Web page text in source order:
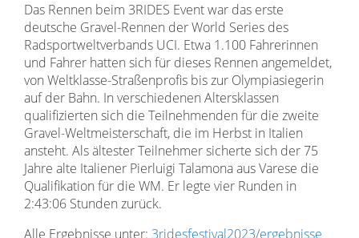
Das Rennen beim 3RIDES Event war das erste
deutsche Gravel-Rennen der World Series des
Radsportweltverbands UCI. Etwa 1.100 Fahrerinnen
und Fahrer hatten sich für dieses Rennen angemeldet,
von Weltklasse-Straßenprofis bis zur Olympiasiegerin
auf der Bahn. In verschiedenen Altersklassen
qualifizierten sich die Teilnehmenden für die zweite
Gravel-Weltmeisterschaft, die im Herbst in Italien
ansteht. Als ältester Teilnehmer sicherte sich der 75
Jahre alte Italiener Pierluigi Talamona aus Varese die
Qualifikation für die WM. Er legte vier Runden in
2:43:06 Stunden zurück.
Alle Ergebnisse unter: 3ridesfestival2023/ergebnisse